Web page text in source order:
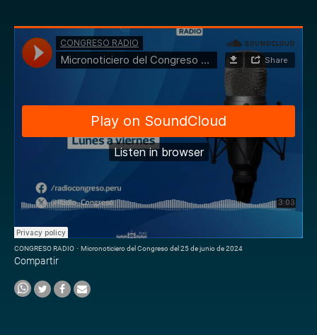
CONGRESO RADIO · Micronoticiero del Congreso del 25 de junio de 2024
Compartir